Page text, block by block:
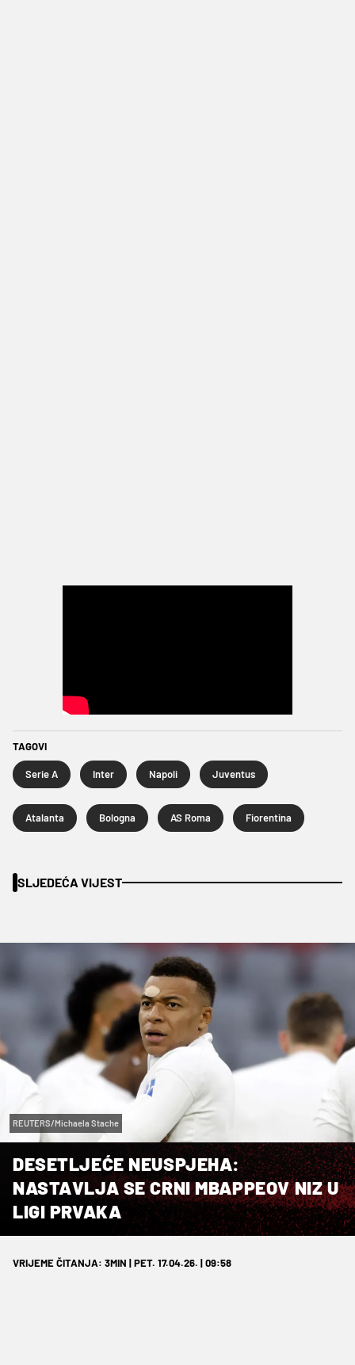
TAGOVI
Serie A Inter Napoli Juventus
Atalanta Bologna AS Roma Fiorentina
SLJEDEĆA VIJEST
REUTERS/Michaela Stache
DESETLJEĆE NEUSPJEHA:
NASTAVLJA SE CRNI MBAPPEOV NIZ U
LIGI PRVAKA
VRIJEME ČITANJA: 3MIN | PET. 17.04.26. | 09:58